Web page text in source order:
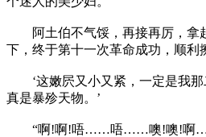
阿土伯不气馁，再接再厉，拿
下，终于第十一次革命成功，顺利
‘这嫩屄又小又紧，一定是我那
真是暴殄天物。’
“啊!啊!唔……唔……噢!噢!啊